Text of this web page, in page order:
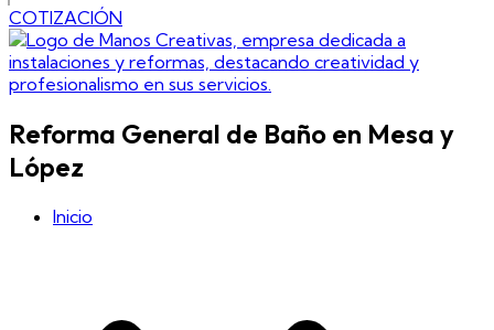
COTIZACIÓN
Reforma General de Baño en Mesa y
López
Inicio